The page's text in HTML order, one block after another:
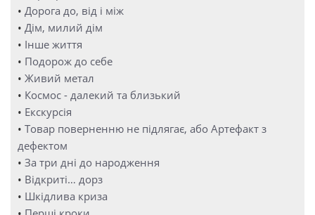
• Дорога до, від і між
• Дім, милий дім
• Інше життя
• Подорож до себе
• Живий метал
• Космос - далекий та близький
• Екскурсія
• Товар поверненню не підлягає, або Артефакт з
дефектом
• За три дні до народження
• Відкриті… дорз
• Шкідлива криза